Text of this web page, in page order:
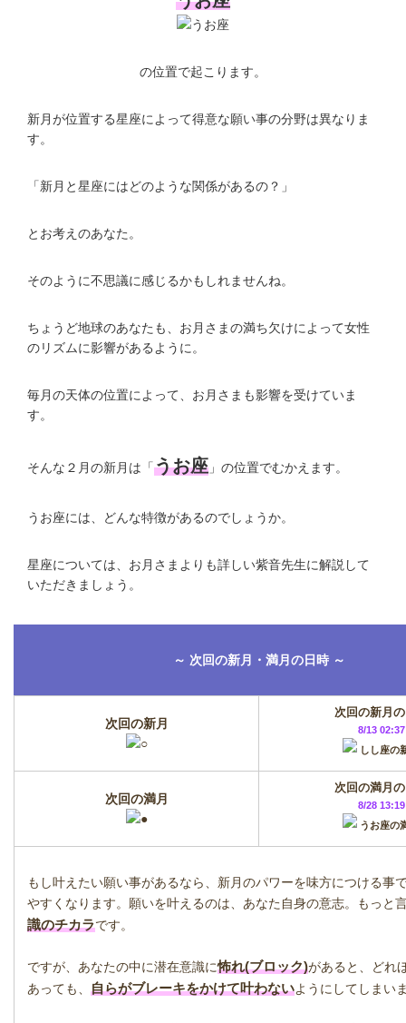
の位置で起こります。
新月が位置する星座によって得意な願い事の分野は異なりま
す。
「新月と星座にはどのような関係があるの？」
とお考えのあなた。
そのように不思議に感じるかもしれませんね。
ちょうど地球のあなたも、お月さまの満ち欠けによって女性
のリズムに影響があるように。
毎月の天体の位置によって、お月さまも影響を受けていま
す。
そんな２月の新月は「うお座 」の位置でむかえます。
うお座には、どんな特徴があるのでしょうか。
星座については、お月さまよりも詳しい紫音先生に解説して
いただきましょう。
～ 次回の新月・満月の日時 ～
次回の新月
次回の新月
8/13 02:37
しし座の
次回の満月
次回の満月
8/28 13:19
うお座の
もし叶えたい願い事があるなら、新月のパワーを味方につける事
やすくなります。願いを叶えるのは、あなた自身の意志。もっと
識のチカラです。
ですが、あなたの中に潜在意識に怖れ(ブロック)があると、どれ
あっても、 自らがブレーキをかけて叶わないようにしてしまい